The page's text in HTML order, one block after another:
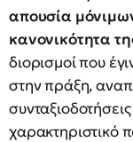
απουσία
κανονικότητα
διορισμοί που
στην πράξη,
χαρακτηριστικό